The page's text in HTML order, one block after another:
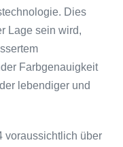
Dies
Lage sein wird,
Farbgenauigkeit
lebendiger und
voraussichtlich über